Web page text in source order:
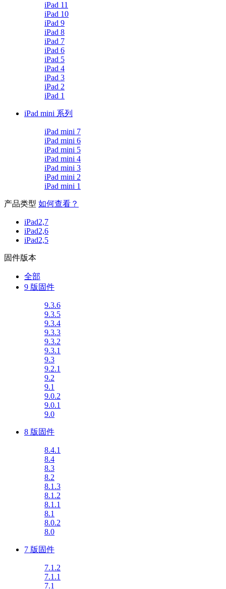
iPad 11
iPad 10
iPad 9
iPad 8
iPad 7
iPad 6
iPad 5
iPad 4
iPad 3
iPad 2
iPad 1
iPad mini 系列
iPad mini 7
iPad mini 6
iPad mini 5
iPad mini 4
iPad mini 3
iPad mini 2
iPad mini 1
产品类型 如何查看？
iPad2,7
iPad2,6
iPad2,5
固件版本
全部
9 版固件
9.3.6
9.3.5
9.3.4
9.3.3
9.3.2
9.3.1
9.3
9.2.1
9.2
9.1
9.0.2
9.0.1
9.0
8 版固件
8.4.1
8.4
8.3
8.2
8.1.3
8.1.2
8.1.1
8.1
8.0.2
8.0
7 版固件
7.1.2
7.1.1
7.1